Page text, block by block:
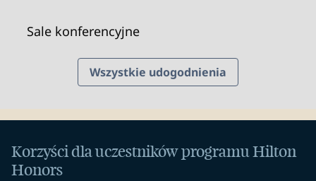
Sale konferencyjne
Wszystkie udogodnienia
Korzyści dla uczestników programu Hilton
Honors